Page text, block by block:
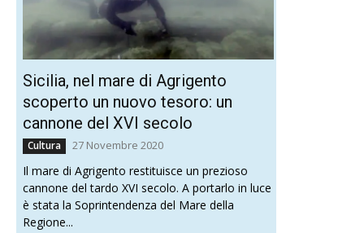
Sicilia, nel mare di Agrigento
scoperto un nuovo tesoro: un
cannone del XVI secolo
Cultura 27 Novembre 2020
Il mare di Agrigento restituisce un prezioso
cannone del tardo XVI secolo. A portarlo in luce
è stata la Soprintendenza del Mare della
Regione...